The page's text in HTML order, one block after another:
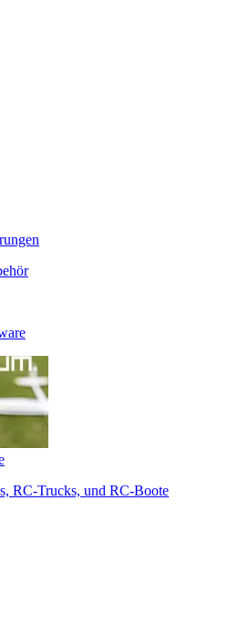
RC-Trucks, und RC-Boote